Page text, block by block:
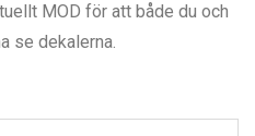
MOD för att både du och
se dekalerna.